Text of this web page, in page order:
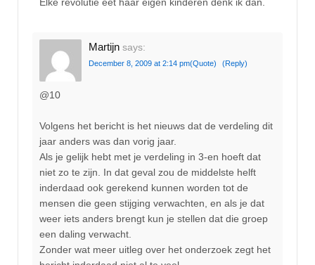
Martijn says:
December 8, 2009 at 2:14 pm(Quote) (Reply)
@10
Volgens het bericht is het nieuws dat de verdeling dit
jaar anders was dan vorig jaar.
Als je gelijk hebt met je verdeling in 3-en hoeft dat
niet zo te zijn. In dat geval zou de middelste helft
inderdaad ook gerekend kunnen worden tot de
mensen die geen stijging verwachten, en als je dat
weer iets anders brengt kun je stellen dat die groep
een daling verwacht.
Zonder wat meer uitleg over het onderzoek zegt het